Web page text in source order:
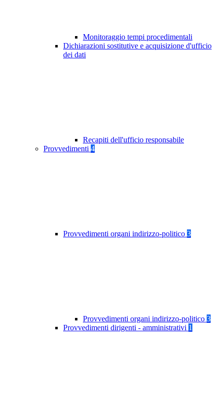
Monitoraggio tempi procedimentali
Dichiarazioni sostitutive e acquisizione d'ufficio
dei dati
Recapiti dell'ufficio responsabile
Provvedimenti 4
Provvedimenti organi indirizzo-politico 3
Provvedimenti organi indirizzo-politico 3
Provvedimenti dirigenti - amministrativi 1